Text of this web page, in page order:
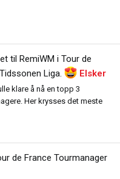
til RemiWM i Tour de
Liga. Elsker
klare å nå en topp 3
Her krysses det meste
de France Tourmanager